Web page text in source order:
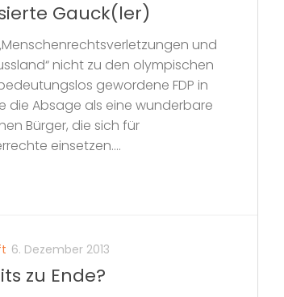
Gauck(ler)
und
nicht zu den olympischen
gewordene FDP in
die Absage als eine wunderbare
Bürger, die sich für
einsetzen....
6. Dezember 2013
zu Ende?